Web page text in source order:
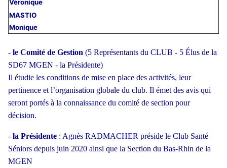
Véronique
MASTIO
Monique
- le Comité de Gestion (5 Représentants du CLUB - 5 Élus de la
SD67 MGEN - la Présidente)
Il étudie les conditions de mise en place des activités, leur
pertinence et l’organisation globale du club. Il émet des avis qui
seront portés à la connaissance du comité de section pour
décision.
- la Présidente : Agnès RADMACHER préside le Club Santé
Séniors depuis juin 2020 ainsi que la Section du Bas-Rhin de la
MGEN